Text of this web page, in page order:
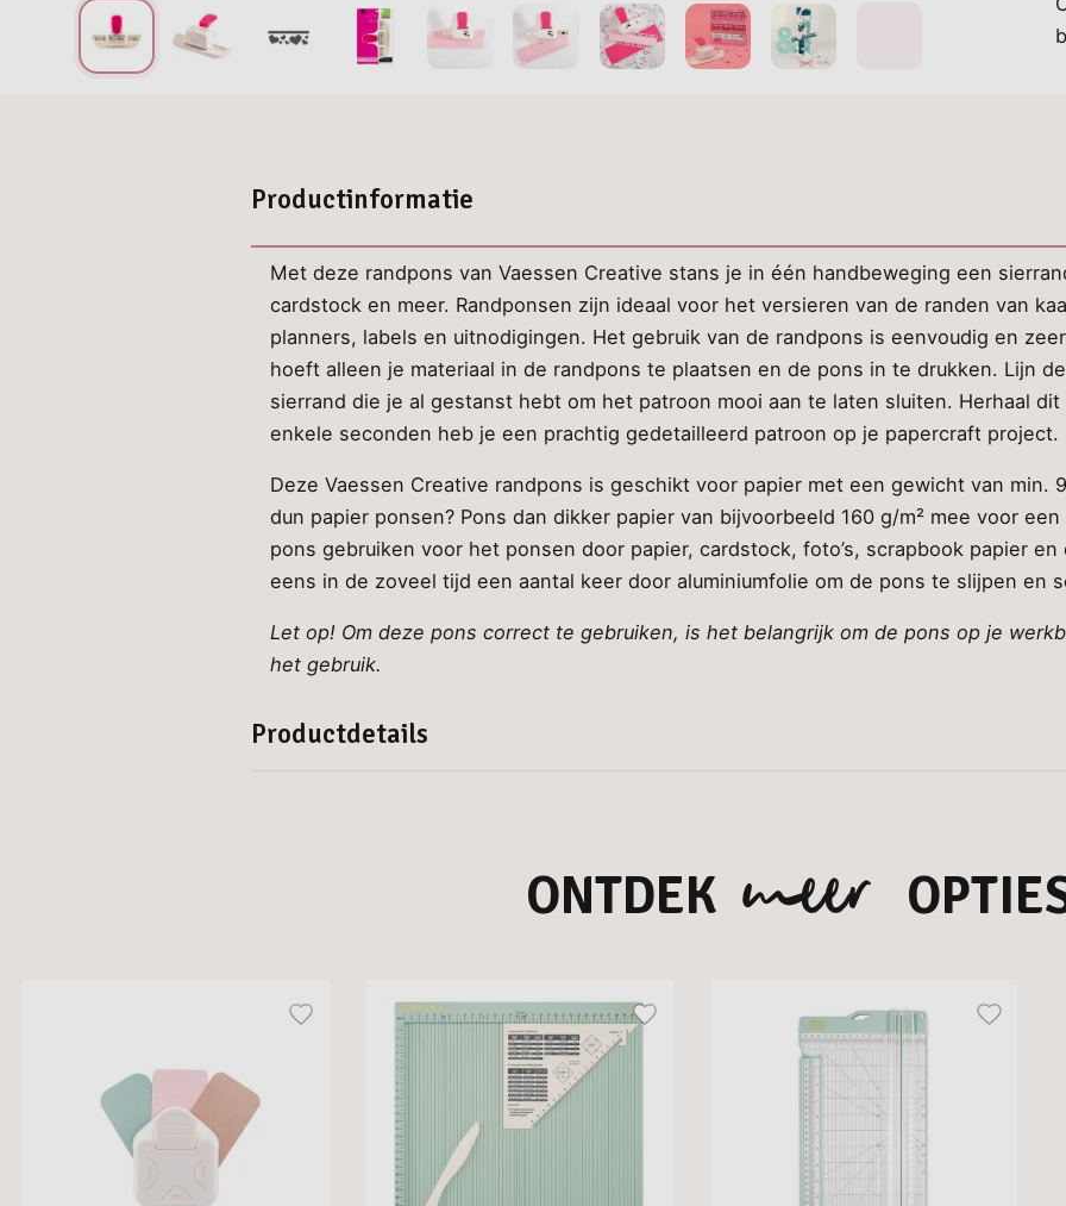
Productinformatie
Met deze randpons van Vaessen Creative stans je in één handbeweging een
cardstock en meer. Randponsen zijn ideaal voor het versieren van de randen van
planners, labels en uitnodigingen. Het gebruik van de randpons is eenvoudig en
hoeft alleen je materiaal in de randpons te plaatsen en de pons in te drukken. Lijn
sierrand die je al gestanst hebt om het patroon mooi aan te laten sluiten. Herhaal
enkele seconden heb je een prachtig gedetailleerd patroon op je papercraft project.
Deze Vaessen Creative randpons is geschikt voor papier met een gewicht van min.
dun papier ponsen? Pons dan dikker papier van bijvoorbeeld 160 g/m² mee voor
pons gebruiken voor het ponsen door papier, cardstock, foto’s, scrapbook papier en
eens in de zoveel tijd een aantal keer door aluminiumfolie om de pons te slijpen en
Let op! Om deze pons correct te gebruiken, is het belangrijk om de pons op je
het gebruik.
Productdetails
ONTDEK meer